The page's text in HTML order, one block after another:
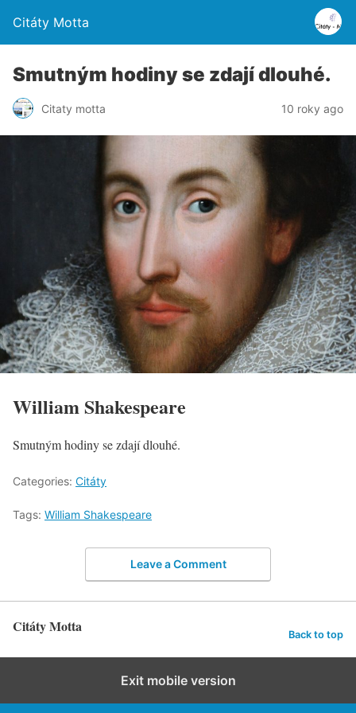
Citáty Motta
Smutným hodiny se zdají dlouhé.
Citaty motta 10 roky ago
William Shakespeare
Smutným hodiny se zdají dlouhé.
Categories: Citáty
Tags: William Shakespeare
Leave a Comment
Citáty Motta Back to top
Exit mobile version